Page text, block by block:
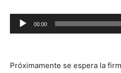
Reproductor
de
00:00
Próximamente se espera la